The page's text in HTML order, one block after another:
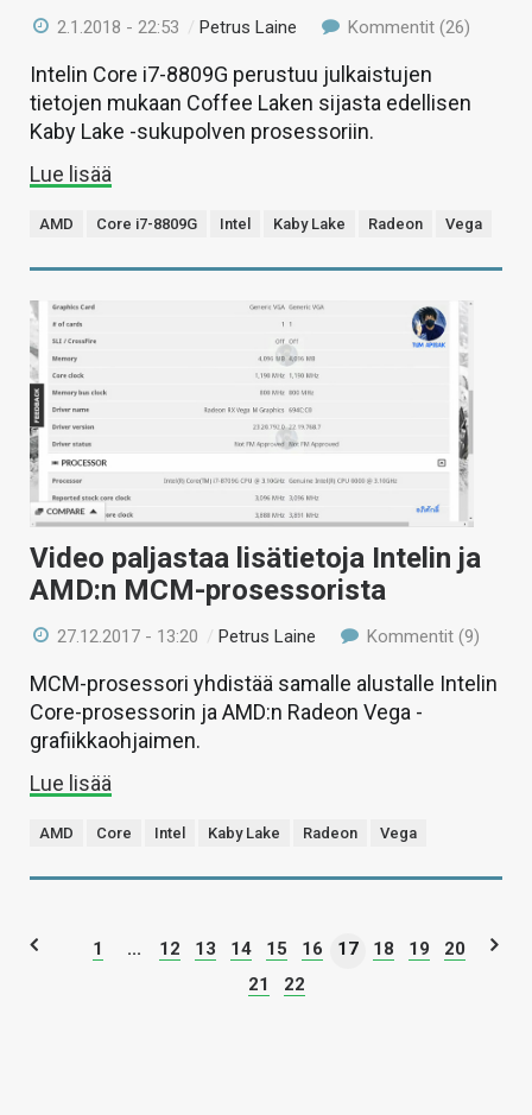
2.1.2018 - 22:53 /Petrus Laine Kommentit (26)
Intelin Core i7-8809G perustuu julkaistujen
tietojen mukaan Coffee Laken sijasta edellisen
Kaby Lake -sukupolven prosessoriin.
Lue lisää
AMD Core i7-8809G Intel Kaby Lake Radeon Vega
Video paljastaa lisätietoja Intelin ja
AMD:n MCM-prosessorista
27.12.2017 - 13:20 /Petrus Laine Kommentit (9)
MCM-prosessori yhdistää samalle alustalle Intelin
Core-prosessorin ja AMD:n Radeon Vega -
grafiikkaohjaimen.
Lue lisää
AMD Core Intel Kaby Lake Radeon Vega
1 ... 12 13 14 15 16 17 18 19
20
21
22